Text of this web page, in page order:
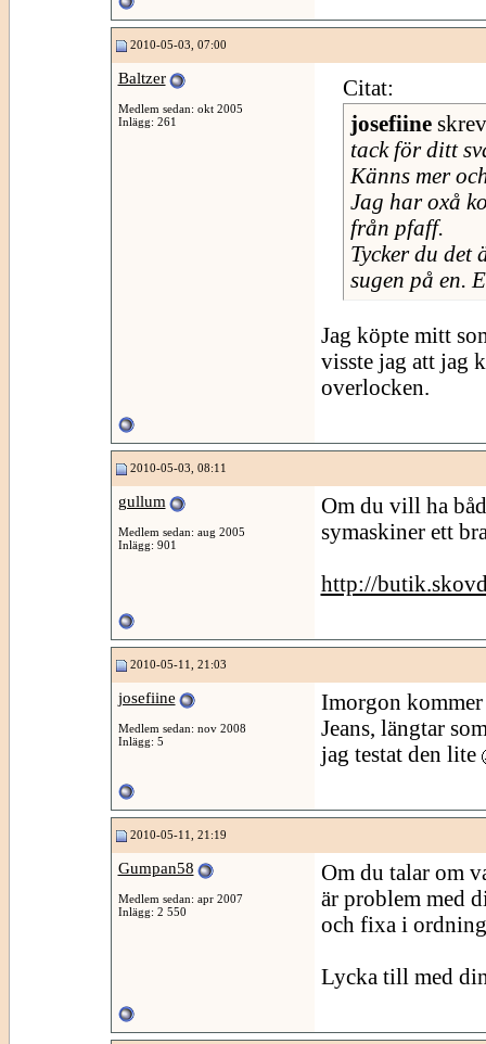
2010-05-03, 07:00
Baltzer
Medlem sedan: okt 2005
Inlägg: 261
Citat:
josefiine
tack för ditt
Känns mer
Jag har oxå
från pfaff.
Tycker du det
sugen på en.
Jag köpte mitt
visste jag att jag
overlocken.
2010-05-03, 08:11
gullum
Medlem sedan: aug 2005
Inlägg: 901
Om du vill ha
symaskiner ett
http://
2010-05-11, 21:03
josefiine
Medlem sedan: nov 2008
Inlägg: 5
Imorgon
Jeans, längtar
jag testat den lite
2010-05-11, 21:19
Gumpan58
Medlem sedan: apr 2007
Inlägg: 2 550
Om du talar om
är problem med
och fixa i
Lycka till med